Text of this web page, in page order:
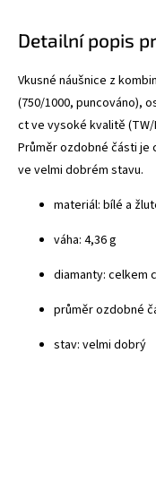
Detailní popis
Vkusné náušnice z
(750/1000, puncováno),
ct ve vysoké kvalitě
Průměr ozdobné části je
ve velmi dobrém stavu.
materiál: bílé a
váha: 4,36 g
diamanty: celkem
průměr ozdobné
stav: velmi dobrý